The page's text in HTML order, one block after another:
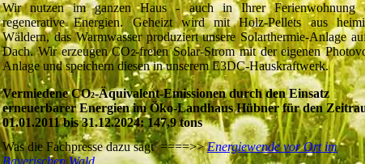
Wir nutzen im ganzen Haus - auch in Ihrer Ferienwohnung
regenerative Energien. Geheizt wird mit Holz-Pellets aus
Wäldern, das Warmwasser produziert unsere Solarthermie-Anlage
Dach. Wir erzeugen CO2-freien Solar-Strom mit der eigenen
Anlage und speichern diesen in unserem E3DC-Hauskraftwerk.
Vermiedene CO2-Äquivalent-Emissionen durch den Einsatz
erneuerbarer Energien im Öko-Landhaus Hübner für den
01.01.2011 bis 31.12.2024: 147,9 tons
Was die Fachpresse dazu sagt ====>>Energiewende vor Ort im
Bayerischen Wald